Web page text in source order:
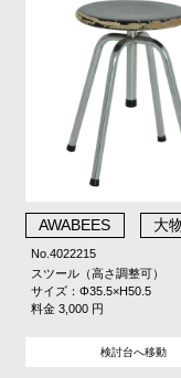
AWABEES 大
No.4022215
スツール（高さ調整可）
サイズ：Φ35.5×H50.5
料金 3,000 円
検討台へ移動